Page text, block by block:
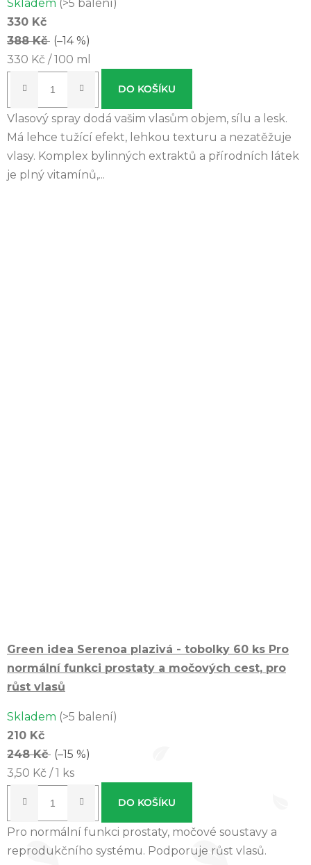
Skladem (>5 balení)
330 Kč
388 Kč (–14 %)
Měrná
330 Kč / 100 ml
DO KOŠÍKU
Vlasový spray dodá vašim vlasům objem, sílu a lesk.
Má lehce tužící efekt, lehkou texturu a nezatěžuje
vlasy. Komplex bylinných extraktů a přírodních látek
je plný vitamínů,...
Green idea Serenoa plazivá - tobolky 60 ks Pro
normální funkci prostaty a močových cest, pro
růst vlasů
hodnocení
produktu
je
5,0
hvězdiček.
Skladem (>5 balení)
210 Kč
248 Kč (–15 %)
Měrná
3,50 Kč / 1 ks
DO KOŠÍKU
Pro normální funkci prostaty, močové soustavy a
reprodukčního systému. Podporuje růst vlasů.